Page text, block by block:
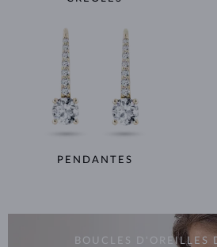
PENDANTES
BOUCLES D'OREILLES